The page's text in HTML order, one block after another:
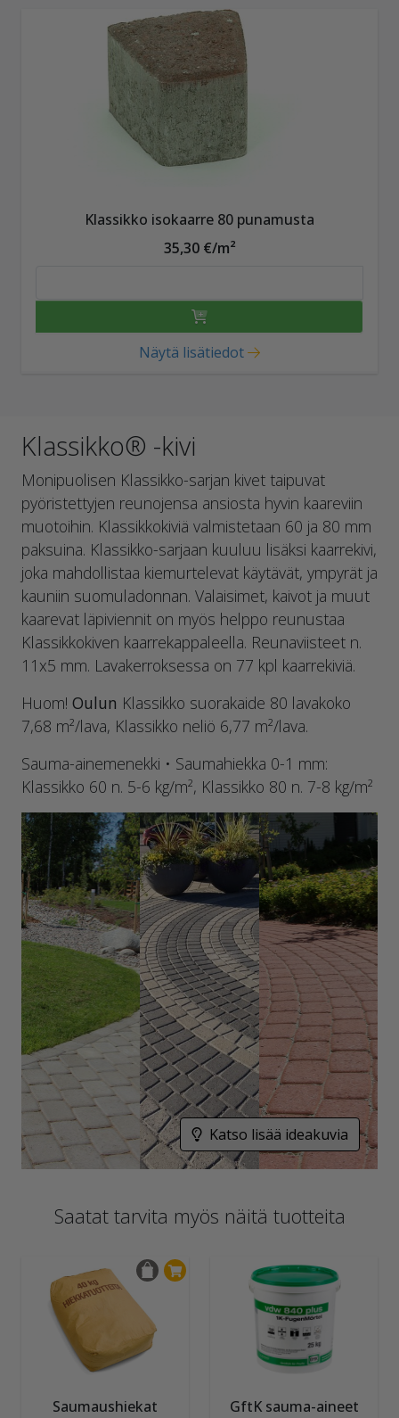
Klassikko isokaarre 80 punamusta
35,30 €/m²
Näytä lisätiedot
Klassikko® -kivi
Monipuolisen Klassikko-sarjan kivet taipuvat
pyöristettyjen reunojensa ansiosta hyvin kaareviin
muotoihin. Klassikkokiviä valmistetaan 60 ja 80 mm
paksuina. Klassikko-sarjaan kuuluu lisäksi kaarrekivi,
joka mahdollistaa kiemurtelevat käytävät, ympyrät ja
kauniin suomuladonnan. Valaisimet, kaivot ja muut
kaarevat läpiviennit on myös helppo reunustaa
Klassikkokiven kaarrekappaleella. Reunaviisteet n.
11x5 mm. Lavakerroksessa on 77 kpl kaarrekiviä.
Huom! Oulun Klassikko suorakaide 80 lavakoko
7,68 m²/lava, Klassikko neliö 6,77 m²/lava.
Sauma-ainemenekki • Saumahiekka 0-1 mm:
Klassikko 60 n. 5-6 kg/m², Klassikko 80 n. 7-8 kg/m²
Katso lisää ideakuvia
Saatat tarvita myös näitä tuotteita
Saumaushiekat
GftK sauma-aineet